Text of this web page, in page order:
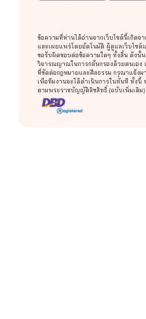
ข้อความที่ท่านได้อ่านจากเว็บไซต์นี้เกิดจ
และเผยแพร่โดยอัตโนมัติ ผู้ดูแลเว็บไซต์
ขอรับผิดชอบต่อข้อความใดๆ ทั้งสิ้น ดังนั้
วิจารณญาณในการกลั่นกรองด้วยตนเอง
ที่ขัดต่อกฎหมายและศีลธรรม กรุณาแจ้งม
เพื่อทีมงานจะได้ดำเนินการในทันที ทั้งนี้
ตามพระราชบัญญัติลิขสิทธิ์ (ฉบับเพิ่มเติม)